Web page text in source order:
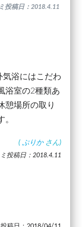
投稿日：2018.4.11
気浴にはこだわ
浴室の2種類あ
憩場所の取り
。
( ぷりか さん)
投稿日：2018.4.11